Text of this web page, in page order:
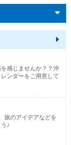
感じませんか？？沖
ンダーをご用意して
旅のアイデアなどを
♪